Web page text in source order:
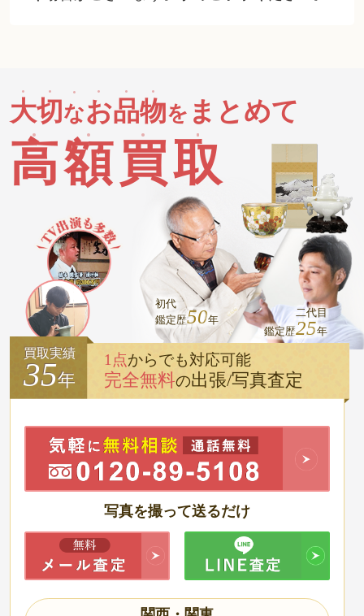
大切 なお品物を まとめて
高額買取
初代
鑑定歴50年
二代目
鑑定歴25年
買取実績
35年
1点からでも対応可能
完全無料の出張/写真査定
写真を撮って送るだけ